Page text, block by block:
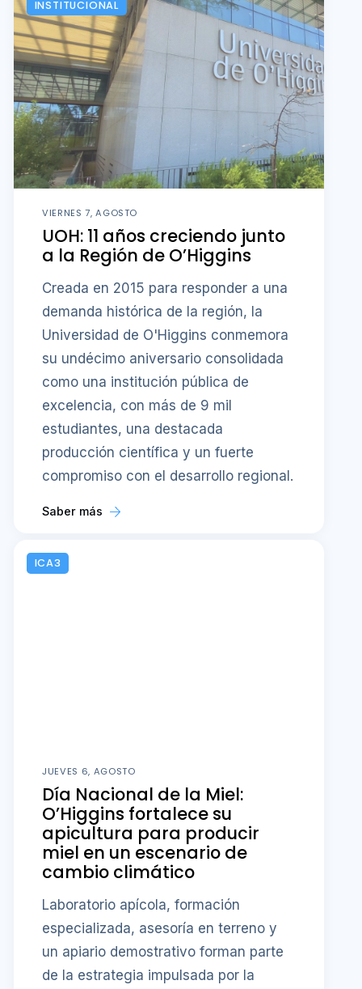
INSTITUCIONAL
VIERNES 7, AGOSTO
UOH: 11 años creciendo junto
a la Región de O’Higgins
Creada en 2015 para responder a una
demanda histórica de la región, la
Universidad de O'Higgins conmemora
su undécimo aniversario consolidada
como una institución pública de
excelencia, con más de 9 mil
estudiantes, una destacada
producción científica y un fuerte
compromiso con el desarrollo regional.
Saber más
ICA3
JUEVES 6, AGOSTO
Día Nacional de la Miel:
O’Higgins fortalece su
apicultura para producir
miel en un escenario de
cambio climático
Laboratorio apícola, formación
especializada, asesoría en terreno y
un apiario demostrativo forman parte
de la estrategia impulsada por la